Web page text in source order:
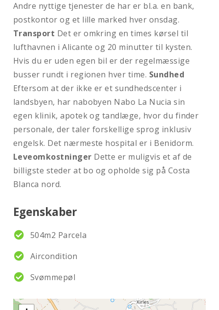
Andre nyttige tjenester de har er bl.a. en bank,
postkontor og et lille marked hver onsdag.
Transport Det er omkring en times kørsel til
lufthavnen i Alicante og 20 minutter til kysten.
Hvis du er uden egen bil er der regelmæssige
busser rundt i regionen hver time. Sundhed
Eftersom at der ikke er et sundhedscenter i
landsbyen, har nabobyen Nabo La Nucia sin
egen klinik, apotek og tandlæge, hvor du finder
personale, der taler forskellige sprog inklusiv
engelsk. Det nærmeste hospital er i Benidorm.
Leveomkostninger Dette er muligvis et af de
billigste steder at bo og opholde sig på Costa
Blanca nord.
Egenskaber
504m2 Parcela
Aircondition
Svømmepøl